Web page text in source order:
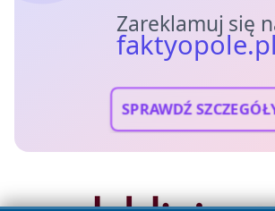
Zareklamuj się
SPRAWDŹ